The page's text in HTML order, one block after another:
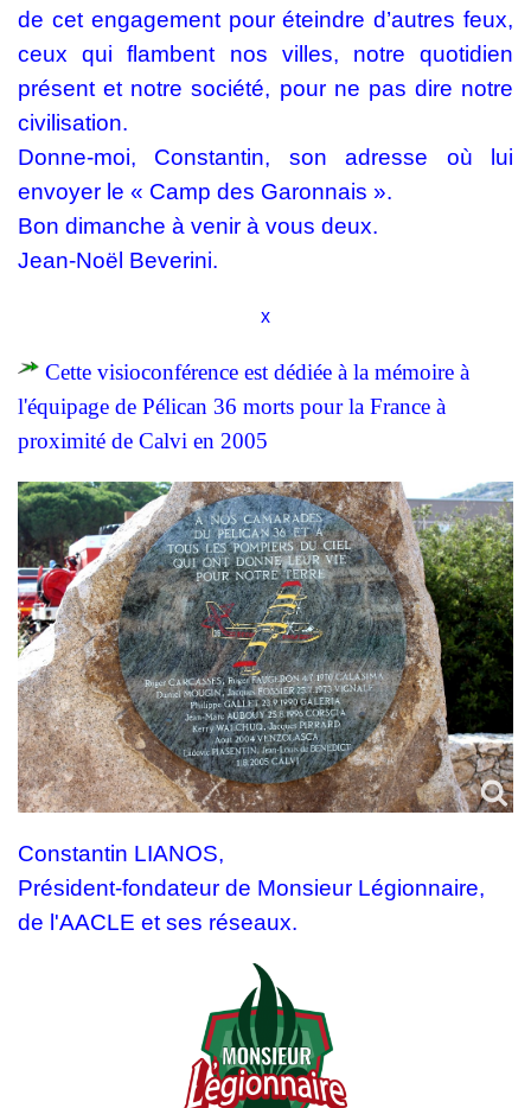
de cet engagement pour éteindre d’autres feux,
ceux qui flambent nos villes, notre quotidien
présent et notre société, pour ne pas dire notre
civilisation.
Donne-moi, Constantin, son adresse où lui
envoyer le « Camp des Garonnais ».
Bon dimanche à venir à vous deux.
Jean-Noël Beverini.
x
Cette visioconférence est dédiée à la mémoire à
l'équipage de Pélican 36 morts pour la France à
proximité de Calvi en 2005
Constantin LIANOS,
Président-fondateur de Monsieur Légionnaire,
de l'AACLE et ses réseaux.